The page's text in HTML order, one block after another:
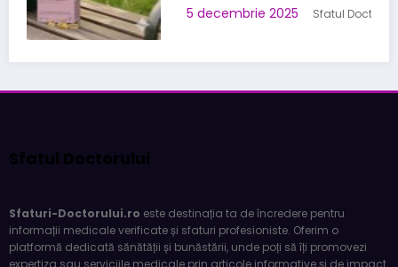
5 decembrie 2025 Sfatul Doctorului
Sfatul Doctorului
Sfaturi-Doctorului.ro este destinația ta de încredere pentru
informații medicale verificate și sfaturi profesioniste. Oferim o
platformă dedicată sănătății și bunăstării, unde poți să îți promovezi
expertiza sau serviciile medicale prin articole informative și de impact.